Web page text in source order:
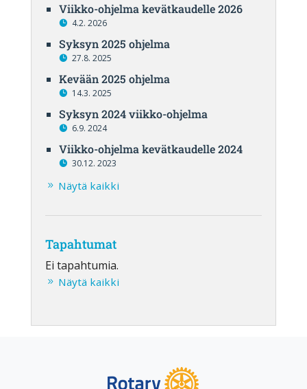
Viikko-ohjelma kevätkaudelle 2026
4.2. 2026
Syksyn 2025 ohjelma
27.8. 2025
Kevään 2025 ohjelma
14.3. 2025
Syksyn 2024 viikko-ohjelma
6.9. 2024
Viikko-ohjelma kevätkaudelle 2024
30.12. 2023
Näytä kaikki
Tapahtumat
Ei tapahtumia.
Näytä kaikki